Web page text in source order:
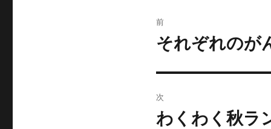
稿
ゲ
前
前
投
稿:
それぞれのが
次
次
わくわく秋ラ